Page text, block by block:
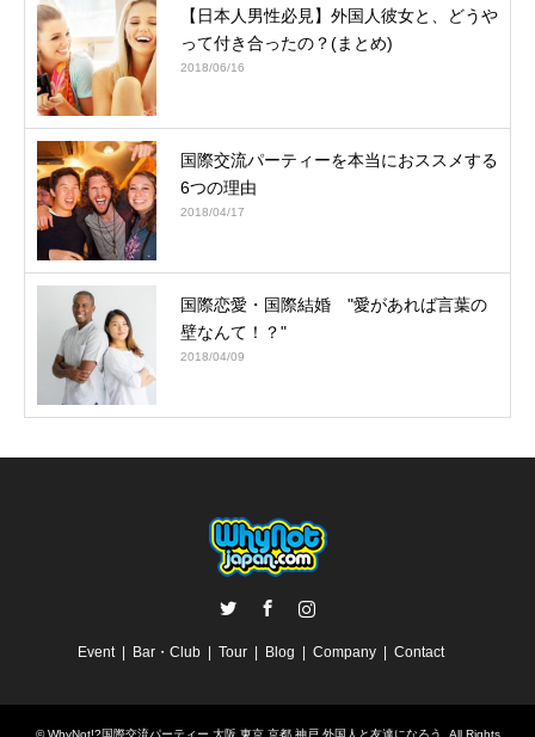
【日本人男性必見】外国人彼女と、どうや
って付き合ったの？(まとめ)
2018/06/16
国際交流パーティーを本当におススメする
6つの理由
2018/04/17
国際恋愛・国際結婚 "愛があれば言葉の
壁なんて！？"
2018/04/09
Event Bar・Club Tour Blog Company Contact